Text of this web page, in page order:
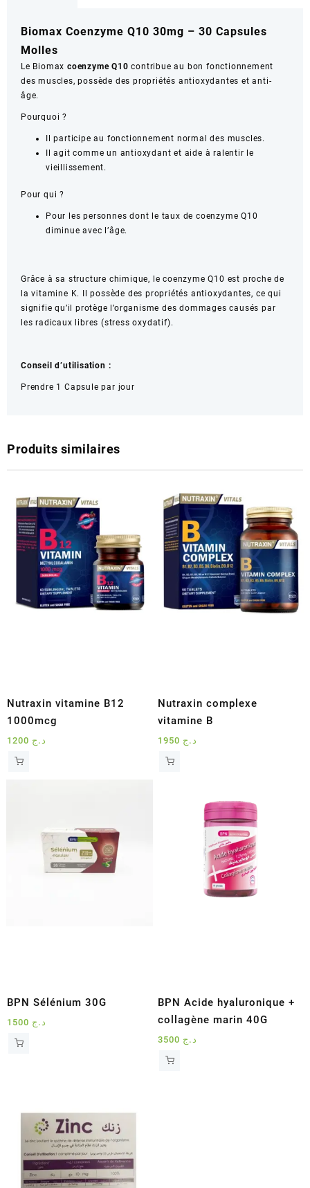
Biomax Coenzyme Q10 30mg – 30 Capsules
Molles
Le Biomax coenzyme Q10 contribue au bon fonctionnement
des muscles, possède des propriétés antioxydantes et anti-
âge.
Pourquoi ?
Il participe au fonctionnement normal des muscles.
Il agit comme un antioxydant et aide à ralentir le
vieillissement.
Pour qui ?
Pour les personnes dont le taux de coenzyme Q10
diminue avec l’âge.
Grâce à sa structure chimique, le coenzyme Q10 est proche de
la vitamine K. Il possède des propriétés antioxydantes, ce qui
signifie qu’il protège l’organisme des dommages causés par
les radicaux libres (stress oxydatif).
Conseil d’utilisation :
Prendre 1 Capsule par jour
Produits similaires
Nutraxin vitamine B12
1000mcg
د.ج
Nutraxin complexe
vitamine B
د.ج
BPN Sélénium 30G
د.ج
BPN Acide hyaluronique +
collagène marin 40G
د.ج